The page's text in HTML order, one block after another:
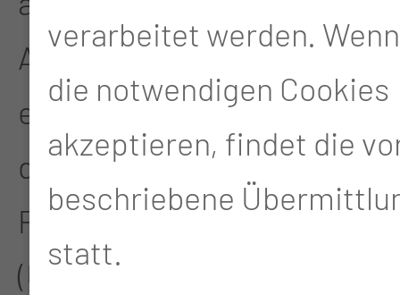
Alkoholgenuss – Eine
experimentelle Studie mit
dem SIDAS-GS
Polysomnograph"
(Universität Würzburg)
verarbeitet werden.
die notwendigen Cookies
akzeptieren, findet die
beschriebene
statt.